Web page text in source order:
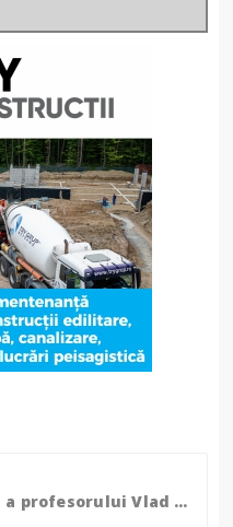
Dublă performanță a profesorului Vlad Pamfil: Campion mondial și european la Karate Shito Ryu, în Ungaria!